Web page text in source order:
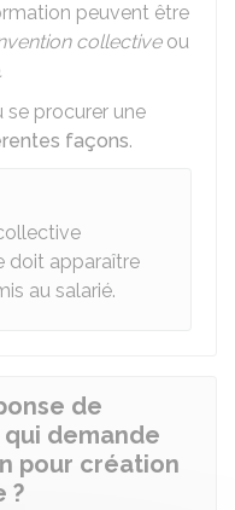
peuvent être
collectiveou
se procurer une
façons.
doit apparaître
au salarié.
de
demande
pour création
?